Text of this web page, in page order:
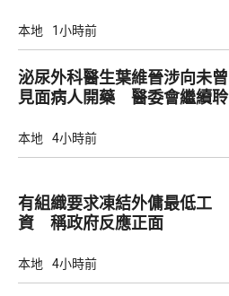
本地 1小時前
泌尿外科醫生葉維晉涉向未曾
見面病人開藥 醫委會繼續聆
本地 4小時前
有組織要求凍結外傭最低工
資 稱政府反應正面
本地 4小時前